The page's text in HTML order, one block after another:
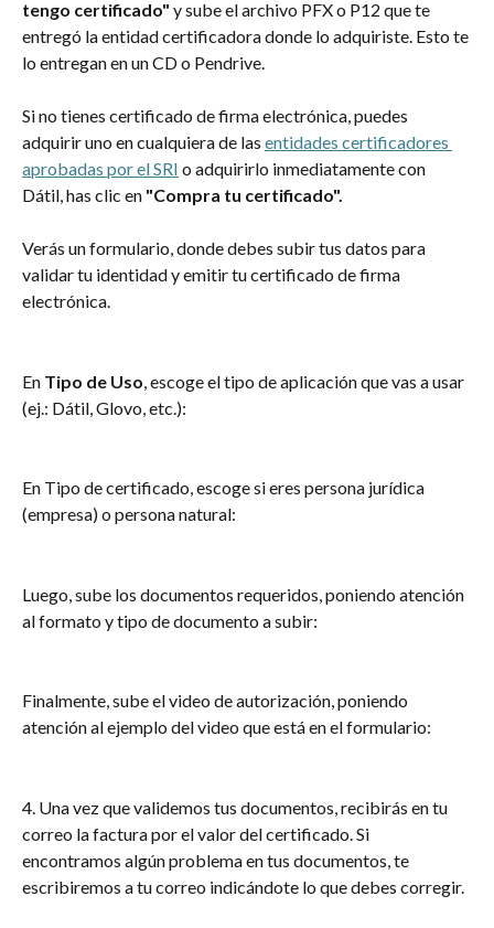
tengo certificado" y sube el archivo PFX o P12 que te
entregó la entidad certificadora donde lo adquiriste. Esto te
lo entregan en un CD o Pendrive.
Si no tienes certificado de firma electrónica, puedes
adquirir uno en cualquiera de las entidades certificadores
aprobadas por el SRI o adquirirlo inmediatamente con
Dátil, has clic en "Compra tu certificado".
Verás un formulario, donde debes subir tus datos para
validar tu identidad y emitir tu certificado de firma
electrónica.
En Tipo de Uso, escoge el tipo de aplicación que vas a usar
(ej.: Dátil, Glovo, etc.):
En Tipo de certificado, escoge si eres persona jurídica
(empresa) o persona natural:
Luego, sube los documentos requeridos, poniendo atención
al formato y tipo de documento a subir:
Finalmente, sube el video de autorización, poniendo
atención al ejemplo del video que está en el formulario:
4. Una vez que validemos tus documentos, recibirás en tu
correo la factura por el valor del certificado. Si
encontramos algún problema en tus documentos, te
escribiremos a tu correo indicándote lo que debes corregir.